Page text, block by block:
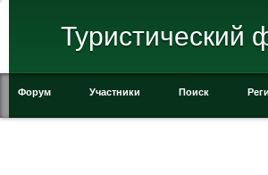
Туристический
Форум Участники Поиск